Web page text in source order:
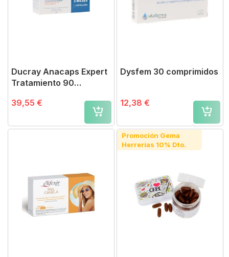
Ducray Anacaps Expert
Tratamiento 90
39,55 €
Dysfem 30 comprimidos
12,38 €
Promoción Gema
Herrerias 10% Dto.